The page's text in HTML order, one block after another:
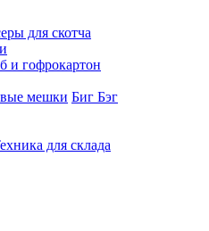
для скотча
и гофрокартон
мешки Биг Бэг
для склада